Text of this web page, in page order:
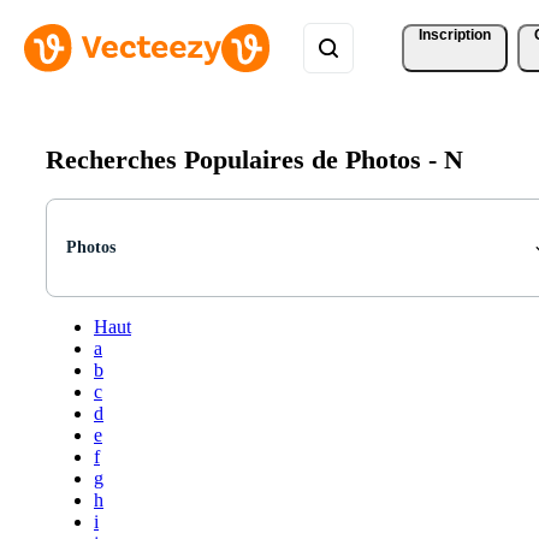
Inscription
Recherches Populaires de Photos - N
Photos
Haut
a
b
c
d
e
f
g
h
i